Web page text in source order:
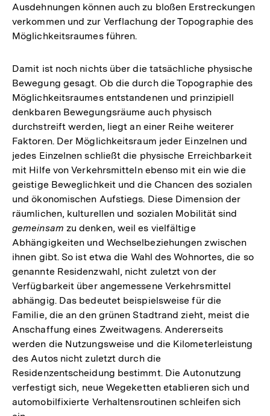
Ausdehnungen können auch zu bloßen Erstreckungen
verkommen und zur Verflachung der Topographie des
Möglichkeitsraumes führen.
Damit ist noch nichts über die tatsächliche physische
Bewegung gesagt. Ob die durch die Topographie des
Möglichkeitsraumes entstandenen und prinzipiell
denkbaren Bewegungsräume auch physisch
durchstreift werden, liegt an einer Reihe weiterer
Faktoren. Der Möglichkeitsraum jeder Einzelnen und
jedes Einzelnen schließt die physische Erreichbarkeit
mit Hilfe von Verkehrsmitteln ebenso mit ein wie die
geistige Beweglichkeit und die Chancen des sozialen
und ökonomischen Aufstiegs. Diese Dimension der
räumlichen, kulturellen und sozialen Mobilität sind
gemeinsam zu denken, weil es vielfältige
Abhängigkeiten und Wechselbeziehungen zwischen
ihnen gibt. So ist etwa die Wahl des Wohnortes, die so
genannte Residenzwahl, nicht zuletzt von der
Verfügbarkeit über angemessene Verkehrsmittel
abhängig. Das bedeutet beispielsweise für die
Familie, die an den grünen Stadtrand zieht, meist die
Anschaffung eines Zweitwagens. Andererseits
werden die Nutzungsweise und die Kilometerleistung
des Autos nicht zuletzt durch die
Residenzentscheidung bestimmt. Die Autonutzung
verfestigt sich, neue Wegeketten etablieren sich und
automobilfixierte Verhaltensroutinen schleifen sich